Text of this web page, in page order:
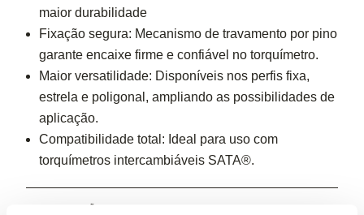
maior durabilidade
Fixação segura: Mecanismo de travamento por pino
garante encaixe firme e confiável no torquímetro.
Maior versatilidade: Disponíveis nos perfis fixa,
estrela e poligonal, ampliando as possibilidades de
aplicação.
Compatibilidade total: Ideal para uso com
torquímetros intercambiáveis SATA®.